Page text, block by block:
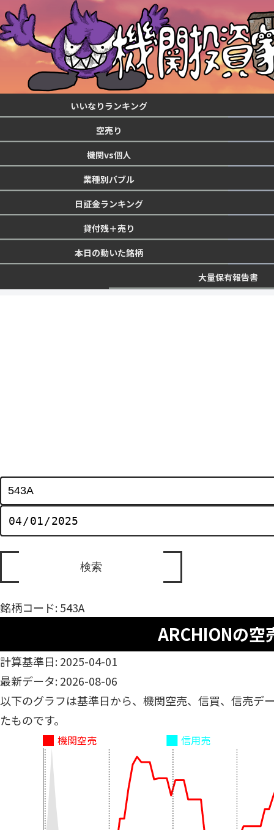
いいなりランキング
空売り
機関vs個人
業種別バブル
日証金ランキング
貸付残＋売り
本日の動いた銘柄
大量保有報告書
銘柄コード: 543A
ARCHIONの空
計算基準日: 2025-04-01
最新データ: 2026-08-06
以下のグラフは基準日から、機関空売、信買、信売デ
たものです。
機関空売 信用売